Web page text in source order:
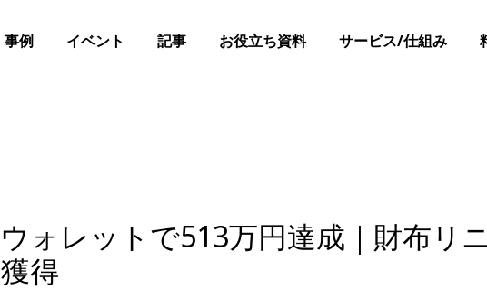
事例 イベント 記事 お役立ち資料 サービス/仕組み
ォレットで513万円達成｜財布リ
得